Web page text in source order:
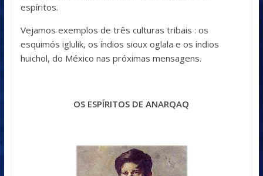
espíritos.
Vejamos exemplos de três culturas tribais : os
esquimós iglulik, os índios sioux oglala e os índios
huichol, do México nas próximas mensagens.
OS ESPÍRITOS DE ANARQAQ